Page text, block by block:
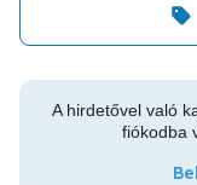
A hirdetővel való
fiókodba